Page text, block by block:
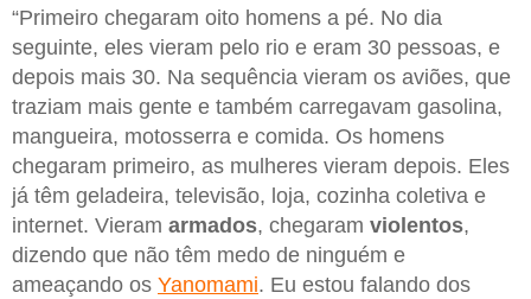
“Primeiro chegaram oito homens a pé. No dia
seguinte, eles vieram pelo rio e eram 30 pessoas, e
depois mais 30. Na sequência vieram os aviões, que
traziam mais gente e também carregavam gasolina,
mangueira, motosserra e comida. Os homens
chegaram primeiro, as mulheres vieram depois. Eles
já têm geladeira, televisão, loja, cozinha coletiva e
internet. Vieram armados, chegaram violentos,
dizendo que não têm medo de ninguém e
ameaçando os Yanomami. Eu estou falando dos